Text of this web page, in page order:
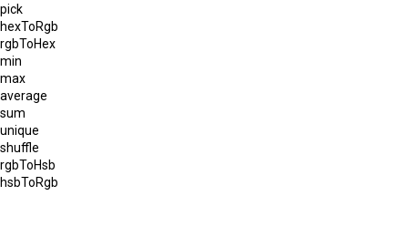
pick
hexToRgb
rgbToHex
min
max
average
sum
unique
shuffle
rgbToHsb
hsbToRgb